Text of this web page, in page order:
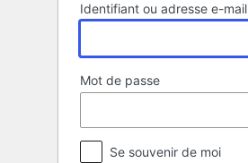
Identifiant ou adresse e-mail
Mot de passe
Se souvenir de moi